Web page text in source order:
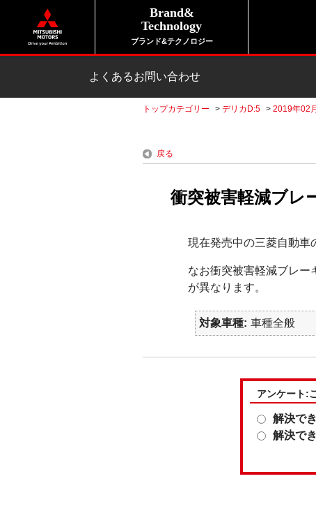
Brand&
Technology
ブランド&テクノロジー
よくあるお問い合わせ
トップカテゴリー > デリカD:5 > 2019年02
戻る
衝突被害軽減ブレ
現在発売中の三菱自動車
なお衝突被害軽減ブレー
が異なります。
対象車種 車種全般
アンケート:
解決で
解決で